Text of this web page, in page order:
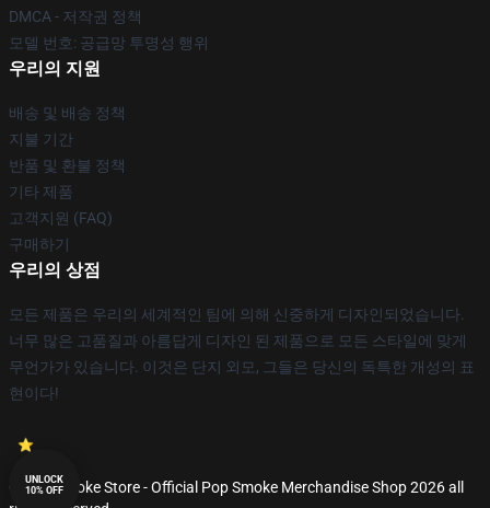
DMCA - 저작권 정책
모델 번호: 공급망 투명성 행위
우리의 지원
배송 및 배송 정책
지불 기간
반품 및 환불 정책
기타 제품
고객지원 (FAQ)
구매하기
우리의 상점
모든 제품은 우리의 세계적인 팀에 의해 신중하게 디자인되었습니다.
너무 많은 고품질과 아름답게 디자인 된 제품으로 모든 스타일에 맞게
무언가가 있습니다. 이것은 단지 외모, 그들은 당신의 독특한 개성의 표
현이다!
© Pop Smoke Store - Official Pop Smoke Merchandise Shop 2026 all
UNLOCK
10% OFF